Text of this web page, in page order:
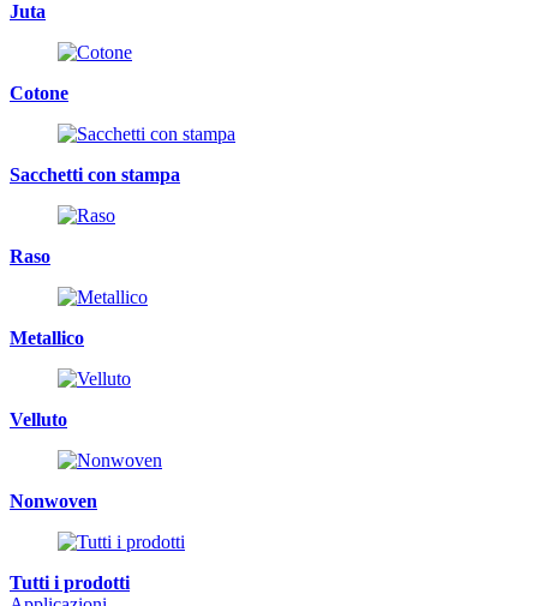
Juta
Cotone
Sacchetti con stampa
Raso
Metallico
Velluto
Nonwoven
Tutti i prodotti